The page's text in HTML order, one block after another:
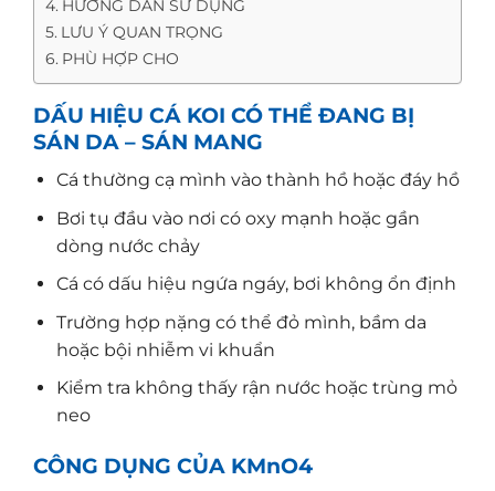
HƯỚNG DẪN SỬ DỤNG
LƯU Ý QUAN TRỌNG
PHÙ HỢP CHO
DẤU HIỆU CÁ KOI CÓ THỂ ĐANG BỊ
SÁN DA – SÁN MANG
Cá thường cạ mình vào thành hồ hoặc đáy hồ
Bơi tụ đầu vào nơi có oxy mạnh hoặc gần
dòng nước chảy
Cá có dấu hiệu ngứa ngáy, bơi không ổn định
Trường hợp nặng có thể đỏ mình, bầm da
hoặc bội nhiễm vi khuẩn
Kiểm tra không thấy rận nước hoặc trùng mỏ
neo
CÔNG DỤNG CỦA KMnO4